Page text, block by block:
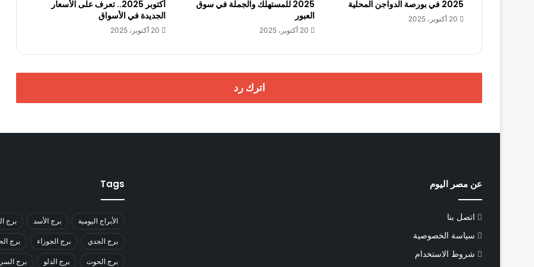
2025 في بورصة الدواجن المحلية
20 أكتوبر، 2025
2025 للمستهلك والجملة في سوق
العبور
20 أكتوبر، 2025
أكتوبر 2025.. تعرف على الأسعار
الجديدة في الأسواق
20 أكتوبر، 2025
اترك رد
عن مصر اليوم
اتصل بنا
سياسة الخصوصية
شروط الاستخدام
Tags
الأبراج اليومية برج الأسد برج
برج الجدي برج الجوزاء برج
برج الحوت برج الدلو برج